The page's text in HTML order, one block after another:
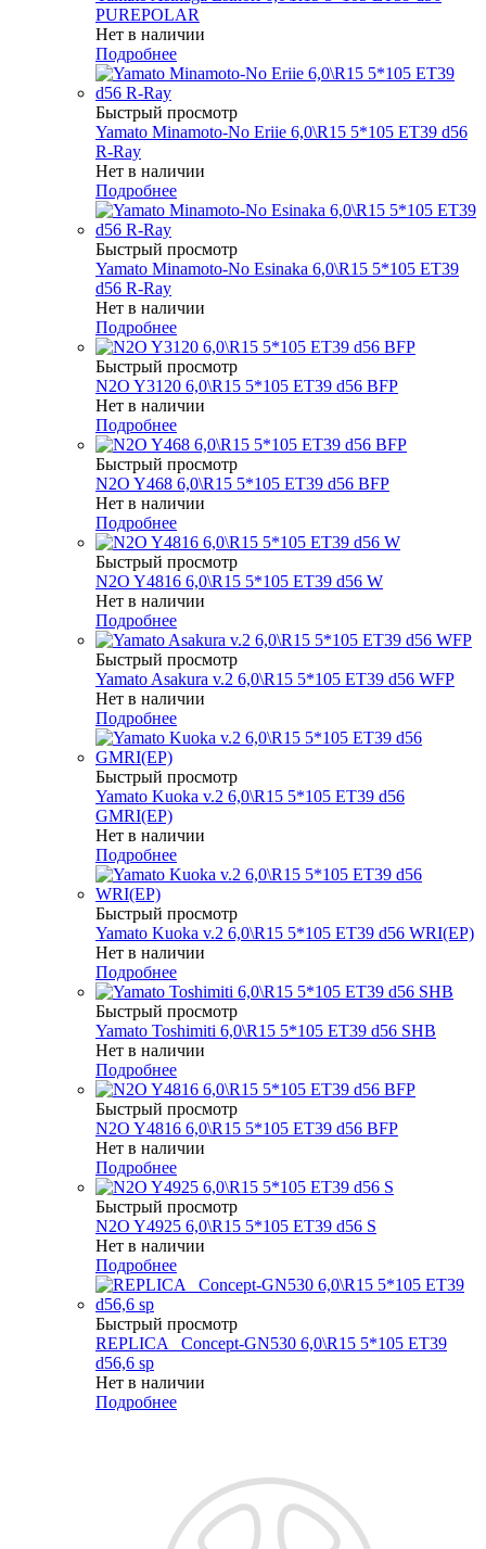
PUREPOLAR
Нет в наличии
Подробнее
Быстрый просмотр
Yamato Minamoto-No Eriie 6,0\R15 5*105 ET39 d56
R-Ray
Нет в наличии
Подробнее
Быстрый просмотр
Yamato Minamoto-No Esinaka 6,0\R15 5*105 ET39
d56 R-Ray
Нет в наличии
Подробнее
Быстрый просмотр
N2O Y3120 6,0\R15 5*105 ET39 d56 BFP
Нет в наличии
Подробнее
Быстрый просмотр
N2O Y468 6,0\R15 5*105 ET39 d56 BFP
Нет в наличии
Подробнее
Быстрый просмотр
N2O Y4816 6,0\R15 5*105 ET39 d56 W
Нет в наличии
Подробнее
Быстрый просмотр
Yamato Asakura v.2 6,0\R15 5*105 ET39 d56 WFP
Нет в наличии
Подробнее
Быстрый просмотр
Yamato Kuoka v.2 6,0\R15 5*105 ET39 d56
GMRI(EP)
Нет в наличии
Подробнее
Быстрый просмотр
Yamato Kuoka v.2 6,0\R15 5*105 ET39 d56 WRI(EP)
Нет в наличии
Подробнее
Быстрый просмотр
Yamato Toshimiti 6,0\R15 5*105 ET39 d56 SHB
Нет в наличии
Подробнее
Быстрый просмотр
N2O Y4816 6,0\R15 5*105 ET39 d56 BFP
Нет в наличии
Подробнее
Быстрый просмотр
N2O Y4925 6,0\R15 5*105 ET39 d56 S
Нет в наличии
Подробнее
Быстрый просмотр
REPLICA _Concept-GN530 6,0\R15 5*105 ET39
d56,6 sp
Нет в наличии
Подробнее